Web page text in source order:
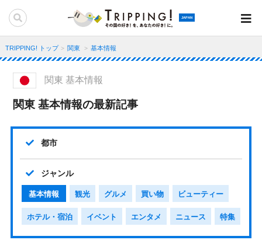
JAPAN
TRIPPING! トップ 関東 基本情報
関東 基本情報
関東 基本情報の最新記事
都市
ジャンル
基本情報 観光 グルメ 買い物 ビューティー
ホテル・宿泊 イベント エンタメ ニュース 特集